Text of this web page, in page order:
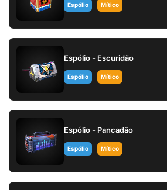
Espólio Mítico
Espólio - Escuridão
Espólio Mítico
Espólio - Pancadão
Espólio Mítico